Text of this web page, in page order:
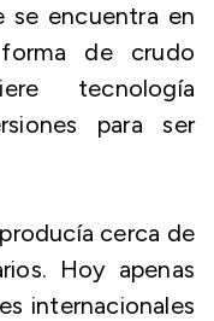
se encuentra en
de crudo
tecnología
para ser
cerca de
Hoy apenas
internacionales